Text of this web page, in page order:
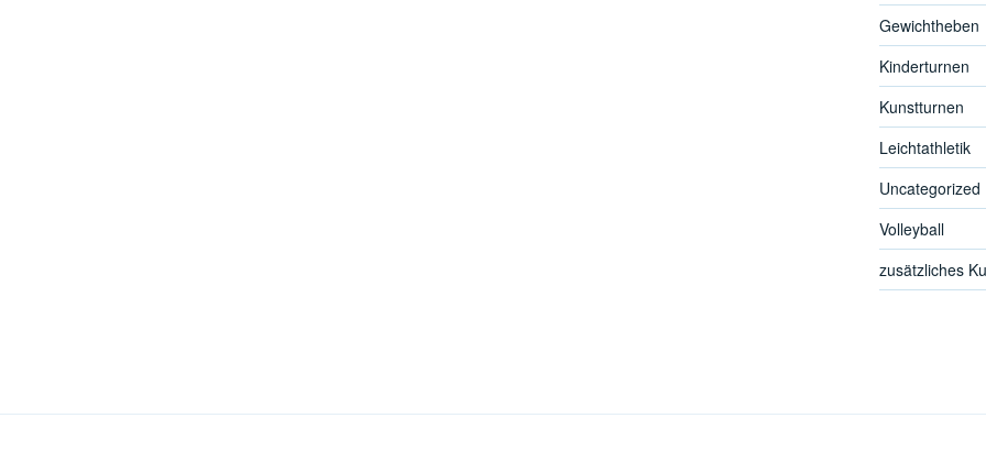
Gewichtheben
Kinderturnen
Kunstturnen
Leichtathletik
Uncategorized
Volleyball
zusätzliches